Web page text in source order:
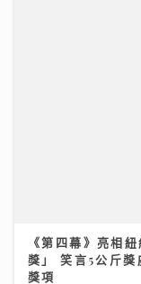
《第四幕》亮相
獎」 笑言5公斤
獎項